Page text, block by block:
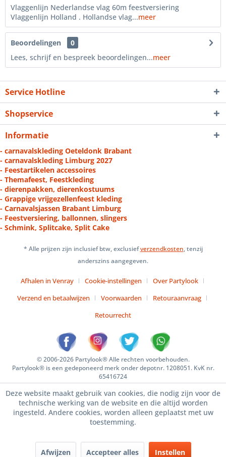
Vlaggenlijn Nederlandse vlag 60m feestversiering
Vlaggenlijn Holland . Hollandse vlag...meer
Beoordelingen
0
Lees, schrijf en bespreek beoordelingen...meer
Service Hotline
Shopservice
Informatie
- carnavalskleding Oeteldonk Brabant
- carnavalskleding Limburg 2027
- Feestartikelen accessoires
- Themafeest, Feestkleding
- dierenpakken, dierenkostuums
- Grappige vrijgezellenfeest kleding
- Carnavalsjassen Brabant Limburg
- Feestversiering, ballonnen, slingers
- Schmink, Splitcake, Split Cake
* Alle prijzen zijn inclusief btw, exclusiefverzendkosten, tenzij
anderszins aangegeven.
Afhalen in Venray Cookie-instellingen
Over Partylook
Verzend en betaalwijzen
Voorwaarden
Retouraanvraag
Retourrecht
© 2006-2026 Partylook® Alle rechten voorbehouden.
Partylook® is een gedeponeerd merk onder depotnr. 1208051. KvK nr.
65416724
Deze website maakt gebruik van cookies, die nodig zijn voor de
technische werking van de website en die altijd worden
ingesteld. Andere cookies, worden alleen geplaatst met uw
toestemming.
Afwijzen Accepteer alles Instellen